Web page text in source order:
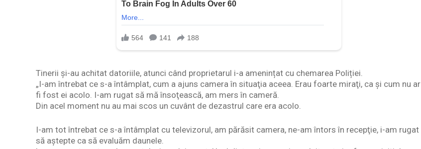
Tinerii și-au achitat datoriile, atunci când proprietarul i-a amenințat cu chemarea Poliției.
„I-am întrebat ce s-a întâmplat, cum a ajuns camera în situaţia aceea. Erau foarte miraţi, ca şi cum nu ar
fi fost ei acolo. I-am rugat să mă însoţească, am mers în cameră.
Din acel moment nu au mai scos un cuvânt de dezastrul care era acolo.
I-am tot întrebat ce s-a întâmplat cu televizorul, am părăsit camera, ne-am întors în recepţie, i-am rugat
să aştepte ca să evaluăm daunele.